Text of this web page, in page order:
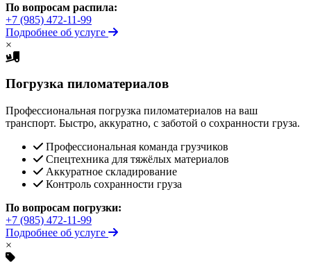
По вопросам распила:
+7 (985) 472-11-99
Подробнее об услуге
×
Погрузка пиломатериалов
Профессиональная погрузка пиломатериалов на ваш
транспорт. Быстро, аккуратно, с заботой о сохранности груза.
Профессиональная команда грузчиков
Спецтехника для тяжёлых материалов
Аккуратное складирование
Контроль сохранности груза
По вопросам погрузки:
+7 (985) 472-11-99
Подробнее об услуге
×